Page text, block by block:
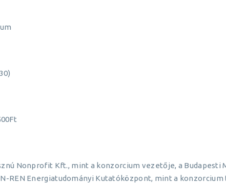
Nonprofit Kft., mint a konzorcium vezetője, a Budapesti
REN Energiatudományi Kutatóközpont, mint a konzorcium